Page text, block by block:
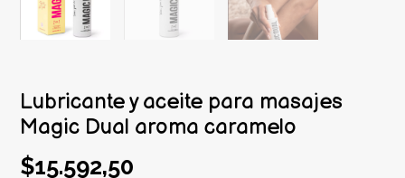
Lubricante y aceite para masajes
Magic Dual aroma caramelo
$15.592,50